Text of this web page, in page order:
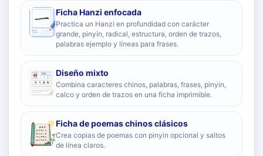
Ficha Hanzi enfocada
Practica un Hanzi en profundidad con carácter
grande, pinyin, radical, estructura, orden de trazos,
palabras ejemplo y líneas para frases.
Diseño mixto
Combina caracteres chinos, palabras, frases, pinyin,
calco y orden de trazos en una ficha imprimible.
Ficha de poemas chinos clásicos
Crea copias de poemas con pinyin opcional y saltos
de línea claros.